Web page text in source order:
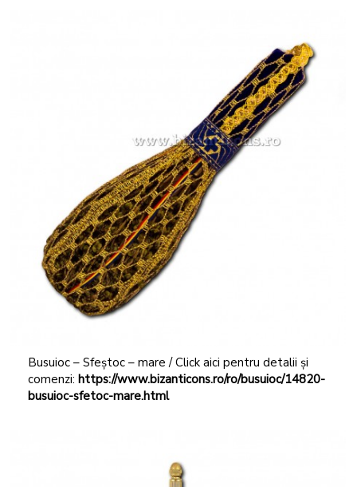
Busuioc – Sfeștoc – mare / Click aici pentru detalii și
comenzi: https://www.bizanticons.ro/ro/busuioc/14820-
busuioc-sfetoc-mare.html